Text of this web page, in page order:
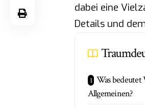
dabei eine
Details und
Was
Allgemeinen?